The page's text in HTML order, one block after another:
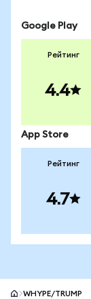
Google Play
Рейтинг
4.4
App Store
Рейтинг
4.7
WHYPE/TRUMP